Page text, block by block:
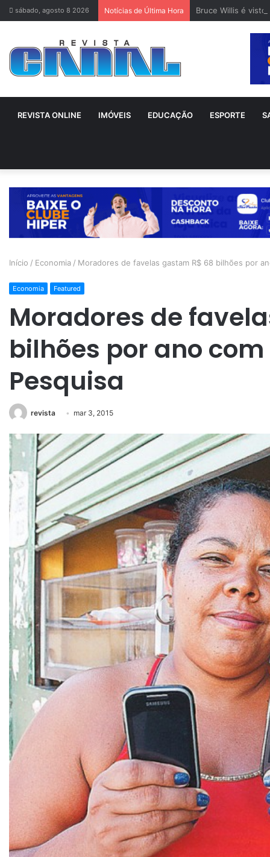
sábado, agosto 8 2026 Notícias de Última Hora Bruce Willis é
REVISTA ONLINE IMÓVEIS EDUCAÇÃO ESPORTE
Início / Economia / Moradores de favelas gastam R$ 68 bilhões por
Economia Featured
Moradores de
bilhões por ano
Pesquisa
revista mar 3, 2015